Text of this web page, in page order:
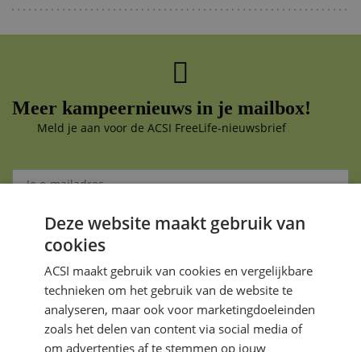
Meer kampeernieuws in je mailbox!
Meld je aan voor de ACSI FreeLife-nieuwsbrief
Aanmelden
Je gegevens zijn veilig en worden niet gedeeld met anderen
Deze website maakt gebruik van
cookies
ACSI maakt gebruik van cookies en vergelijkbare
technieken om het gebruik van de website te
analyseren, maar ook voor marketingdoeleinden
zoals het delen van content via social media of
om advertenties af te stemmen op jouw